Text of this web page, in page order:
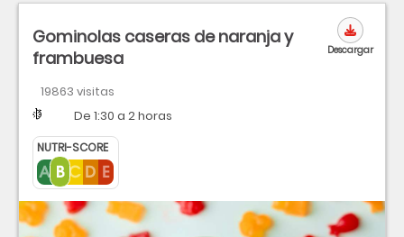
Gominolas caseras de naranja y
frambuesa
19863 visitas
Dificultad
Tiempo De 1:30 a 2 horas
NUTRI-SCORE
Descargar